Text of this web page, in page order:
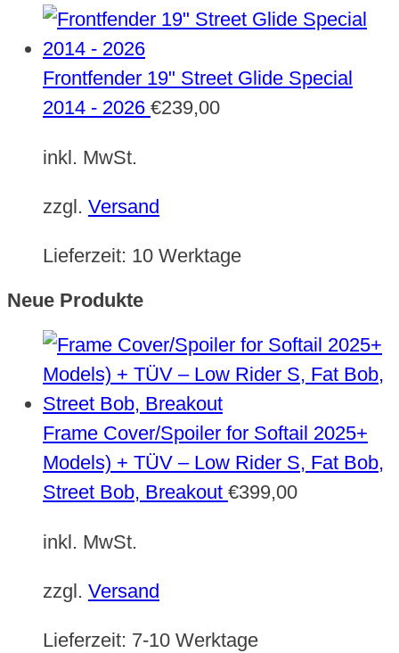
Frontfender 19" Street Glide Special
2014 - 2026 €239,00
inkl. MwSt.
zzgl. Versand
Lieferzeit: 10 Werktage
Neue Produkte
Frame Cover/Spoiler for Softail 2025+
Models) + TÜV – Low Rider S, Fat Bob,
Street Bob, Breakout €399,00
inkl. MwSt.
zzgl. Versand
Lieferzeit: 7-10 Werktage